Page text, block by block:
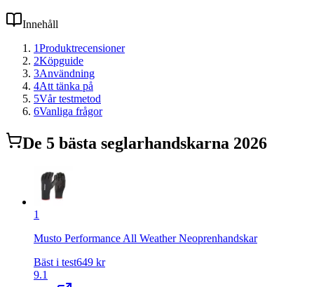
Innehåll
1Produktrecensioner
2Köpguide
3Användning
4Att tänka på
5Vår testmetod
6Vanliga frågor
De 5 bästa seglarhandskarna 2026
1
Musto Performance All Weather Neoprenhandskar
Bäst i test649 kr
9.1